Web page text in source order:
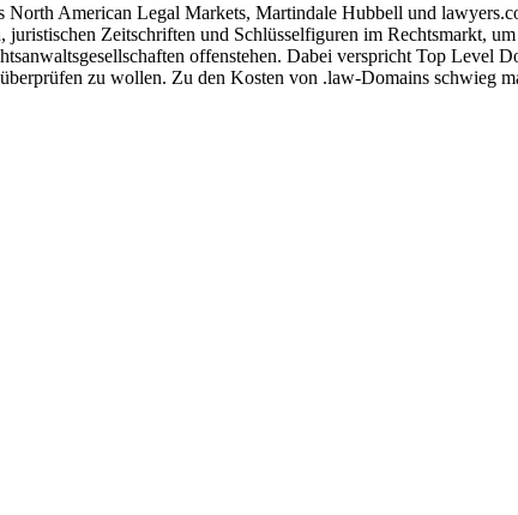
American Legal Markets, Martindale Hubbell und
Zeitschriften und Schlüsselfiguren im Rechtsmarkt,
offenstehen. Dabei verspricht Top Level
zu wollen. Zu den Kosten von .law-Domains schwieg